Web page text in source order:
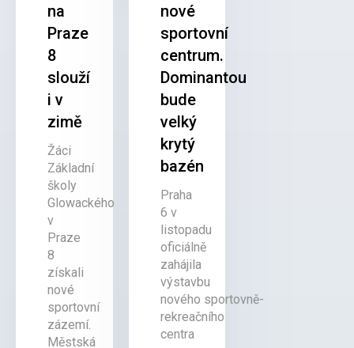
na
Praze
8
slouží
i v
zimě
Žáci
Základní
školy
Glowackého
v
Praze
8
získali
nové
sportovní
zázemí.
Městská
nové
sportovní
centrum.
Dominantou
bude
velký
krytý
bazén
Praha
6 v
listopadu
oficiálně
zahájila
výstavbu
nového sportovně-
rekreačního
centra